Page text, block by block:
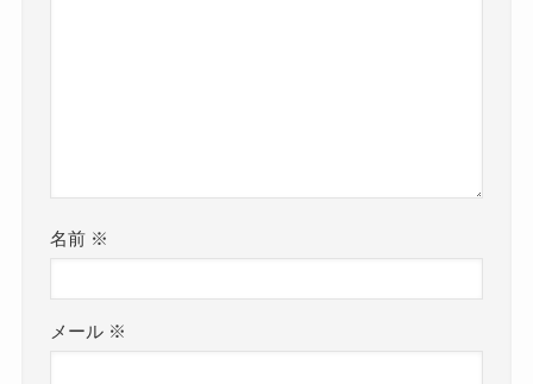
名前 ※
メール ※